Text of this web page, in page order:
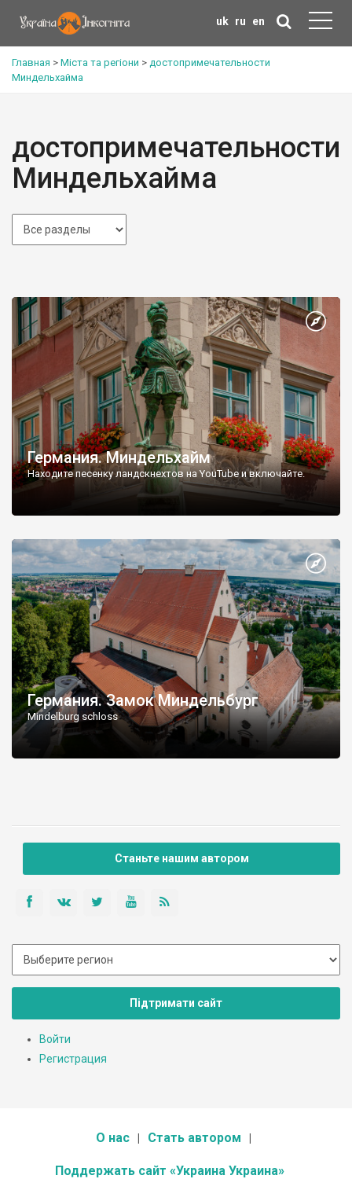
uk ru en
Главная > Міста та регіони > достопримечательности
Миндельхайма
достопримечательности
Миндельхайма
Германия. Миндельхайм
Находите песенку ландскнехтов на YouTube и включайте.
Германия. Замок Миндельбург
Mindelburg schloss
Станьте нашим автором
Підтримати сайт
Войти
Регистрация
О нас Стать автором
Поддержать сайт «Украина Украина»